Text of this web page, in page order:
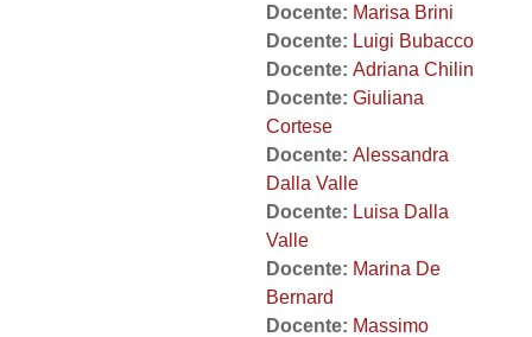
Docente: Marisa Brini
Docente: Luigi Bubacco
Docente: Adriana Chilin
Docente: Giuliana
Cortese
Docente: Alessandra
Dalla Valle
Docente: Luisa Dalla
Valle
Docente: Marina De
Bernard
Docente: Massimo